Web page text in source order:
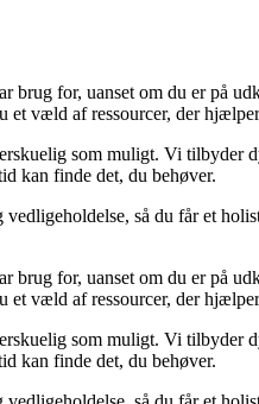
for, uanset om du er på
væld af ressourcer, der
som muligt. Vi tilbyder
kan finde det, du behøver.
så du får et
for, uanset om du er på
væld af ressourcer, der
som muligt. Vi tilbyder
kan finde det, du behøver.